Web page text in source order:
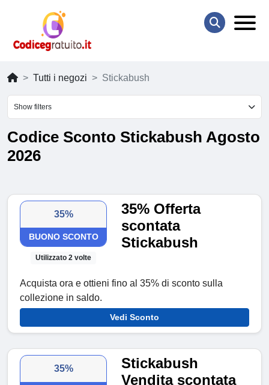
Tutti i negozi Stickabush
Show filters
Codice Sconto Stickabush Agosto
2026
35%
BUONO SCONTO
Utilizzato 2 volte
35% Offerta
scontata
Stickabush
Acquista ora e ottieni fino al 35% di sconto sulla
collezione in saldo.
Vedi Sconto
35%
Stickabush
Vendita scontata